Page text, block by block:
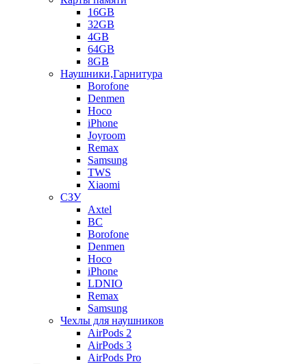
16GB
32GB
4GB
64GB
8GB
Наушники,Гарнитура
Borofone
Denmen
Hoco
iPhone
Joyroom
Remax
Samsung
TWS
Xiaomi
СЗУ
Axtel
BC
Borofone
Denmen
Hoco
iPhone
LDNIO
Remax
Samsung
Чехлы для наушников
AirPods 2
AirPods 3
AirPods Pro